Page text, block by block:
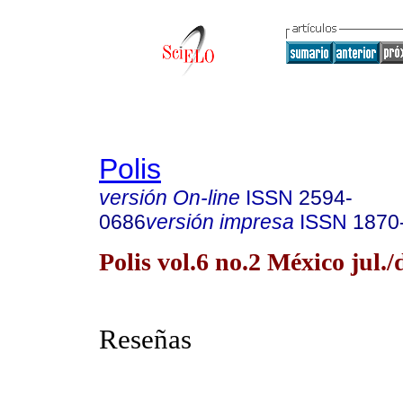
Polis
versión On-line ISSN 2594-
0686versión impresa ISSN
Polis vol.6 no.2 México jul./
Reseñas